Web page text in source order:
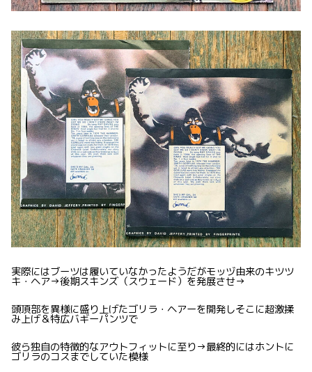
実際にはブーツは履いていなかったようだがモッヅ由来のキツツ
キ・ヘア→後期スキンズ（スウェード）を発展させ→
頭頂部を異様に盛り上げたゴリラ・ヘアーを開発しそこに超激揉
み上げ＆特広バギーパンツで
彼ら独自の特徴的なアウトフィットに至り→最終的にはホントに
ゴリラのコスまでしていた模様